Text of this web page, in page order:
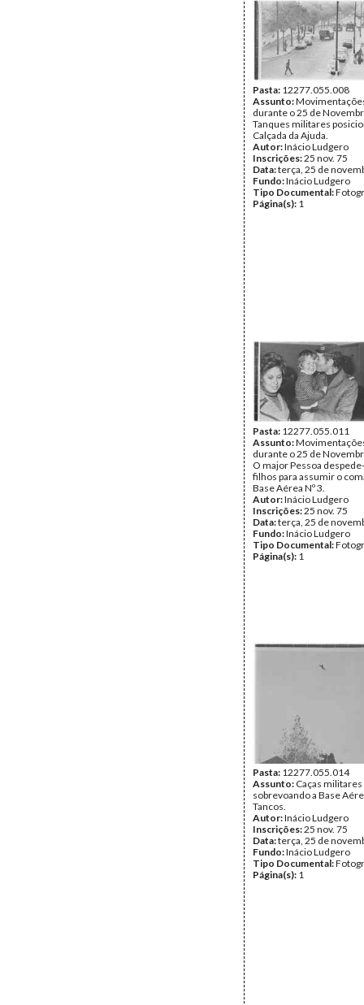
Pasta: 12277.055.008
Assunto:
durante o 25 de
Tanques militares
Calçada da Ajuda.
Autor:Inácio Ludgero
Inscrições:25 nov. 75
Data:terça, 25 de
Fundo:Inácio Ludgero
Tipo Documental:
Página(s): 1
Pasta: 12277.055.011
Assunto:
durante o 25 de
O major Pessoa
filhos para assumir o
Base Aérea Nº 3.
Autor:Inácio Ludgero
Inscrições:25 nov. 75
Data:terça, 25 de
Fundo:Inácio Ludgero
Tipo Documental:
Página(s): 1
Pasta: 12277.055.014
Assunto: Caças militares
sobrevoando a Base
Tancos.
Autor:Inácio Ludgero
Inscrições:25 nov. 75
Data:terça, 25 de
Fundo:Inácio Ludgero
Tipo Documental:
Página(s): 1